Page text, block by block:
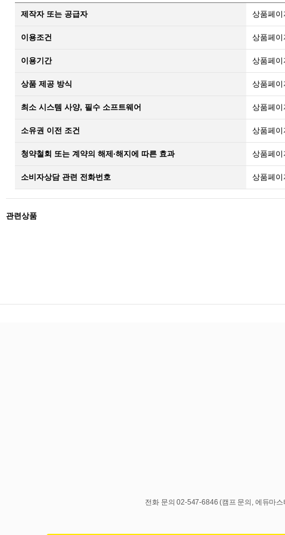
제작자 또는 공급자 상품페이
이용조건 상품페이
이용기간 상품페이
상품 제공 방식 상품페이
최소 시스템 사양, 필수 소프트웨어 상품페이
소유권 이전 조건 상품페이
청약철회 또는 계약의 해제·해지에 따른 효과 상품페이
소비자상담 관련 전화번호 상품페이
관련상품
전화 문의 02-547-6846 (캠프 문의, 에듀마